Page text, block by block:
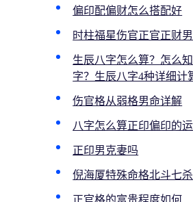
偏印配偏财怎么搭配好
时柱福星伤官正官正财
生辰八字怎么算？怎么
字？生辰八字4种详细计
伤官格从弱格男命详解
八字怎么算正印偏印的
正印男克妻吗
倪海厦特殊命格北斗七杀
正官格的富贵程度如何